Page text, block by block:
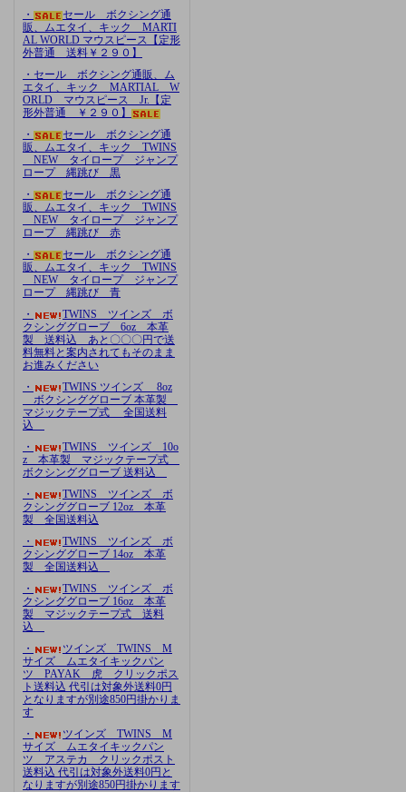
・
セール ボクシング通
販、ムエタイ、キック MARTI
AL WORLD マウスピース【定形
外普通 送料￥２９０】
・セール ボクシング通販、ム
エタイ、キック MARTIAL W
ORLD マウスピース Jr.【定
形外普通 ￥２９０】
・
セール ボクシング通
販、ムエタイ、キック TWINS
NEW タイロープ ジャンプ
ロープ 縄跳び 黒
・
セール ボクシング通
販、ムエタイ、キック TWINS
NEW タイロープ ジャンプ
ロープ 縄跳び 赤
・
セール ボクシング通
販、ムエタイ、キック TWINS
NEW タイロープ ジャンプ
ロープ 縄跳び 青
・
TWINS ツインズ ボ
クシンググローブ 6oz 本革
製 送料込 あと〇〇〇円で送
料無料と案内されてもそのまま
お進みください
・
TWINS ツインズ 8oz
ボクシンググローブ 本革製
マジックテープ式 全国送料
込
・
TWINS ツインズ 10o
z 本革製 マジックテープ式
ボクシンググローブ 送料込
・
TWINS ツインズ ボ
クシンググローブ 12oz 本革
製 全国送料込
・
TWINS ツインズ ボ
クシンググローブ 14oz 本革
製 全国送料込
・
TWINS ツインズ ボ
クシンググローブ 16oz 本革
製 マジックテープ式 送料
込
・
ツインズ TWINS M
サイズ ムエタイキックパン
ツ PAYAK 虎 クリックポス
ト送料込 代引は対象外送料0円
となりますが別途850円掛かりま
す
・
ツインズ TWINS M
サイズ ムエタイキックパン
ツ アステカ クリックポスト
送料込 代引は対象外送料0円と
なりますが別途850円掛かります